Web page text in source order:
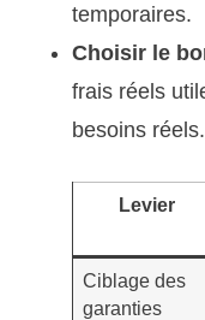
temporaires.
Choisir le
frais réels
besoins réels.
Levier
Ciblage des
garanties